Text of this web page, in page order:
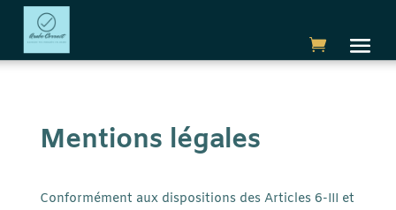
Mentions légales
Conformément aux dispositions des Articles 6-III et